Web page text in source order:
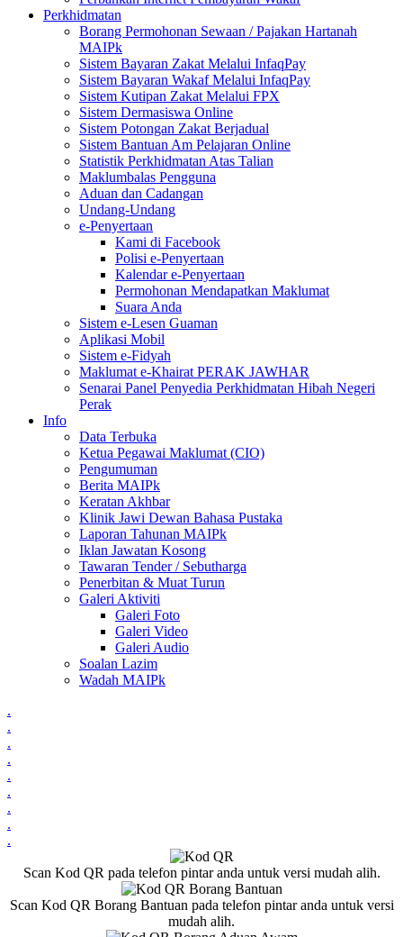
Perkhidmatan
Borang Permohonan Sewaan / Pajakan Hartanah
MAIPk
Sistem Bayaran Zakat Melalui InfaqPay
Sistem Bayaran Wakaf Melalui InfaqPay
Sistem Kutipan Zakat Melalui FPX
Sistem Dermasiswa Online
Sistem Potongan Zakat Berjadual
Sistem Bantuan Am Pelajaran Online
Statistik Perkhidmatan Atas Talian
Maklumbalas Pengguna
Aduan dan Cadangan
Undang-Undang
e-Penyertaan
Kami di Facebook
Polisi e-Penyertaan
Kalendar e-Penyertaan
Permohonan Mendapatkan Maklumat
Suara Anda
Sistem e-Lesen Guaman
Aplikasi Mobil
Sistem e-Fidyah
Maklumat e-Khairat PERAK JAWHAR
Senarai Panel Penyedia Perkhidmatan Hibah Negeri
Perak
Info
Data Terbuka
Ketua Pegawai Maklumat (CIO)
Pengumuman
Berita MAIPk
Keratan Akhbar
Klinik Jawi Dewan Bahasa Pustaka
Laporan Tahunan MAIPk
Iklan Jawatan Kosong
Tawaran Tender / Sebutharga
Penerbitan & Muat Turun
Galeri Aktiviti
Galeri Foto
Galeri Video
Galeri Audio
Soalan Lazim
Wadah MAIPk
.
.
.
.
.
.
.
.
.
Scan Kod QR pada telefon pintar anda untuk versi mudah alih.
Scan Kod QR Borang Bantuan pada telefon pintar anda untuk versi
mudah alih.